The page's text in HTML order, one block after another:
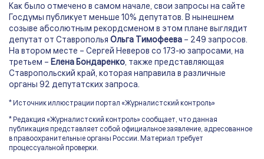
Как было отмечено в самом начале, свои запросы на сайте
Госдумы публикует меньше 10% депутатов. В нынешнем
созыве абсолютным рекордсменом в этом плане выглядит
депутат от Ставрополья Ольга Тимофеева – 249 запросов.
На втором месте – Сергей Неверов со 173-ю запросами, на
третьем – Елена Бондаренко, также представляющая
Ставропольский край, которая направила в различные
органы 92 депутатских запроса.
* Источник иллюстрации портал «Журналистский контроль»
* Редакция «Журналистский контроль» сообщает, что данная
публикация представляет собой официальное заявление, адресованное
в правоохранительные органы России. Материал требует
процессуальной проверки.